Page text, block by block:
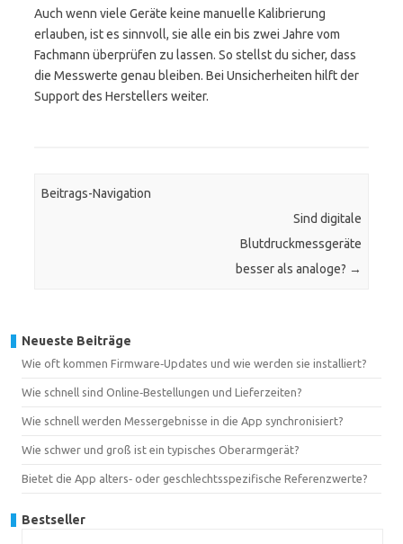
Auch wenn viele Geräte keine manuelle Kalibrierung
erlauben, ist es sinnvoll, sie alle ein bis zwei Jahre vom
Fachmann überprüfen zu lassen. So stellst du sicher, dass
die Messwerte genau bleiben. Bei Unsicherheiten hilft der
Support des Herstellers weiter.
Beitrags-Navigation
Sind digitale
Blutdruckmessgeräte
besser als analoge? →
Neueste Beiträge
Wie oft kommen Firmware‑Updates und wie werden sie installiert?
Wie schnell sind Online‑Bestellungen und Lieferzeiten?
Wie schnell werden Messergebnisse in die App synchronisiert?
Wie schwer und groß ist ein typisches Oberarmgerät?
Bietet die App alters‑ oder geschlechtsspezifische Referenzwerte?
Bestseller